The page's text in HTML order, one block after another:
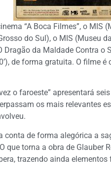
“A Boca Filmes”, o MIS
do Sul), o MIS (Museu
Dragão da Maldade Contra o
de forma gratuita. O filme é
o faroeste” apresentará
os mais relevantes
conta de forma alegórica a
que torna a obra de Glauber
trazendo ainda